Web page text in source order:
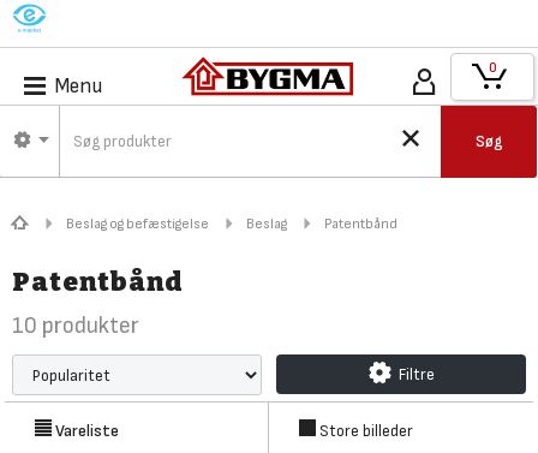
M
Menu
Søg
0
Beslag og befæstigelse Beslag Patentbånd
Patentbånd
10 produkter
Filtre
Vareliste Store billeder